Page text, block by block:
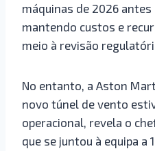
máquinas de 2026 antes
mantendo custos e
meio à revisão
No entanto, a Aston
novo túnel de vento
operacional, revela o
que se juntou à equipa a